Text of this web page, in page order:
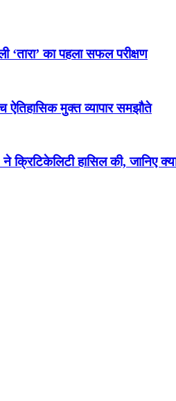
‘तारा’ का पहला सफल परीक्षण
मुक्त व्यापार समझौते
हासिल की, जानिए
मनुष्य एक बार फिर से चंद्रमा के